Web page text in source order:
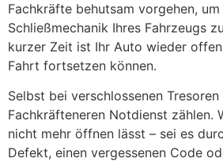
Fachkräfte behutsam vorgehen,
Schließmechanik Ihres Fahrzeugs
kurzer Zeit ist Ihr Auto wieder
Fahrt fortsetzen können.
Selbst bei verschlossenen
Fachkräfteneren Notdienst zählen.
nicht mehr öffnen lässt – sei es
Defekt, einen vergessenen Code